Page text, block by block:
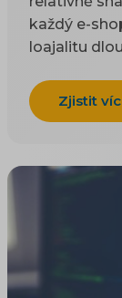
každý e-
loajalitu
Zjistit